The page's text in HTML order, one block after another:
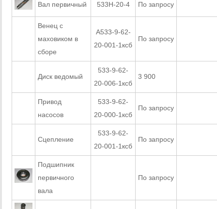
Вал первичный 533Н-20-4 По запросу
Венец с
маховиком в
сборе
А533-9-62-
20-001-1ксб
По запросу
Диск ведомый
533-9-62-
20-006-1ксб
3 900
Привод
насосов
533-9-62-
20-000-1ксб
По запросу
Сцепление
533-9-62-
20-001-1ксб
По запросу
Подшипник
первичного
вала
По запросу